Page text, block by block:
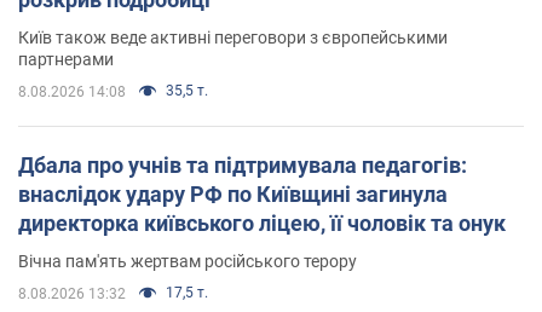
Київ також веде активні переговори з європейськими
партнерами
8.08.2026 14:08 35,5 т.
Дбала про учнів та підтримувала педагогів:
внаслідок удару РФ по Київщині загинула
директорка київського ліцею, її чоловік та онук
Вічна пам'ять жертвам російського терору
8.08.2026 13:32 17,5 т.